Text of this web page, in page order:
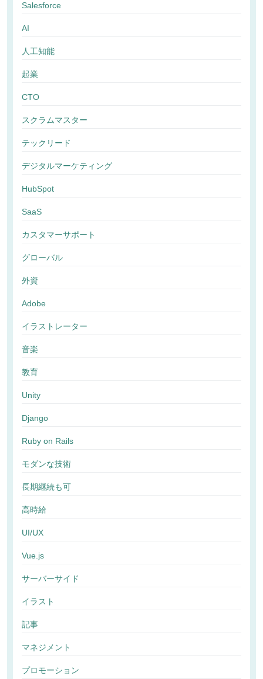
Salesforce
AI
人工知能
起業
CTO
スクラムマスター
テックリード
デジタルマーケティング
HubSpot
SaaS
カスタマーサポート
グローバル
外資
Adobe
イラストレーター
音楽
教育
Unity
Django
Ruby on Rails
モダンな技術
長期継続も可
高時給
UI/UX
Vue.js
サーバーサイド
イラスト
記事
マネジメント
プロモーション